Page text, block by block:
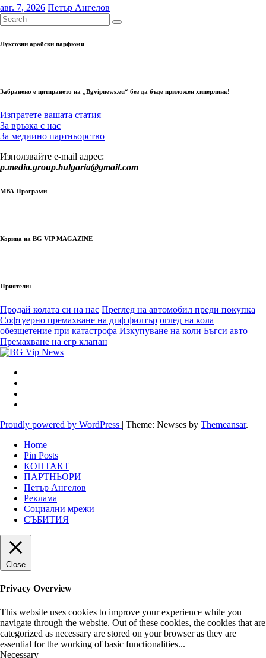
авг. 7, 2026 Петър Ангелов
Луксозни арабски парфюми
Забранено е цитирането на „Bgvipnews.eu“ без да бъде приложен хиперлинк!
Изпратете вашата статия
За връзка с нас
За медиино партньорство
Използвайте e-mail адрес:
p.media.group.bulgaria@gmail.com
МВА Програми
Корица на BG VIP MAGAZINE
Приятели:
Продай колата си на нас Преглед на автомобил преди покупка
Софтуерно премахване на дпф филтър оглед на кола
обезщетение при катастрофа Изкупуване на коли Бъгси авто
Премахване на егр клапан
Proudly powered by WordPress | Theme: Newses by Themeansar.
Home
Pin Posts
КОНТАКТ
ПАРТНЬОРИ
Петър Ангелов
Реклама
Социални мрежи
СЪБИТИЯ
Close
Privacy Overview
This website uses cookies to improve your experience while you
navigate through the website. Out of these cookies, the cookies that are
categorized as necessary are stored on your browser as they are
essential for the working of basic functionalities...
Necessary